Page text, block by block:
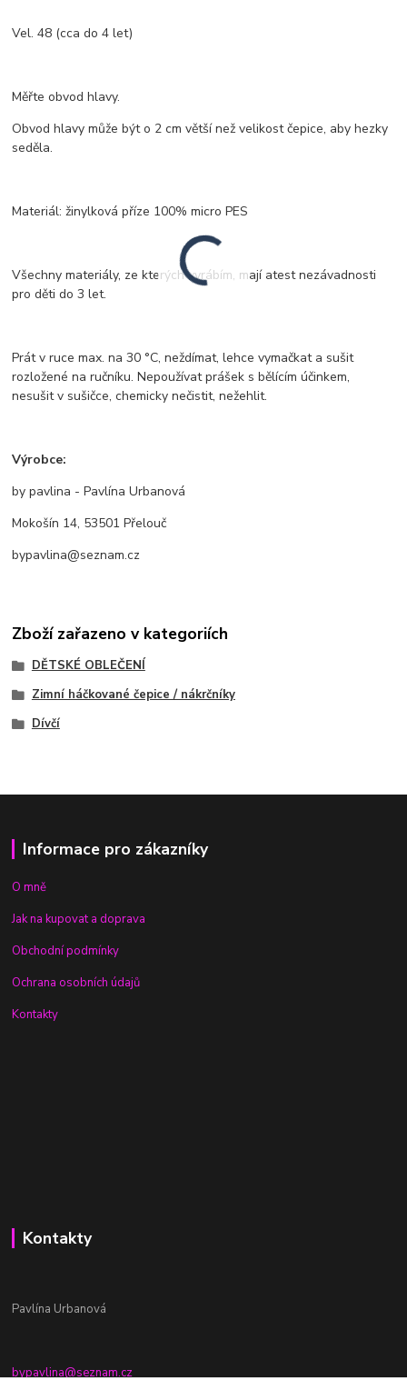
Vel. 48 (cca do 4 let)
Měřte obvod hlavy.
Obvod hlavy může být o 2 cm větší než velikost čepice, aby hezky
seděla.
Materiál: žinylková příze 100% micro PES
Všechny materiály, ze kterých vyrábím, mají atest nezávadnosti
pro děti do 3 let.
Prát v ruce max. na 30 °C, neždímat, lehce vymačkat a sušit
rozložené na ručníku. Nepoužívat prášek s bělícím účinkem,
nesušit v sušičce, chemicky nečistit, nežehlit.
Výrobce:
by pavlina - Pavlína Urbanová
Mokošín 14, 53501 Přelouč
bypavlina@seznam.cz
Zboží zařazeno v kategoriích
DĚTSKÉ OBLEČENÍ
Zimní háčkované čepice / nákrčníky
Dívčí
Informace pro zákazníky
O mně
Jak na kupovat a doprava
Obchodní podmínky
Ochrana osobních údajů
Kontakty
Kontakty
Pavlína Urbanová
bypavlina@seznam.cz